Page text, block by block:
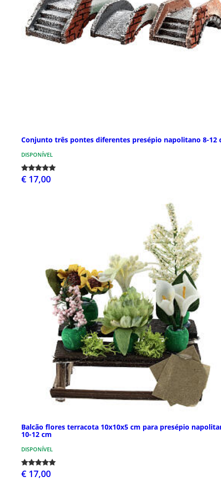
Conjunto três pontes diferentes presépio napolitano 8-12
DISPONÍVEL
€ 17,00
Balcão flores terracota 10x10x5 cm para presépio
10-12 cm
DISPONÍVEL
€ 17,00